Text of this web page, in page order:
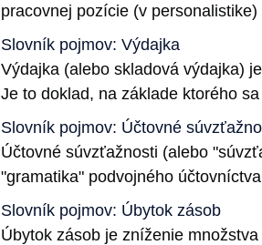
pracovnej pozície (v
Slovník pojmov: Výdajka
Výdajka (alebo skladová výdajka)
Je to doklad, na základe ktorého
Slovník pojmov: Účtovné
Účtovné súvzťažnosti (alebo
"gramatika" podvojného
Slovník pojmov: Úbytok zásob
Úbytok zásob je zníženie